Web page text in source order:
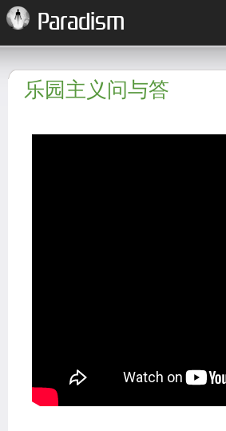
Paradism
乐园主义问与答